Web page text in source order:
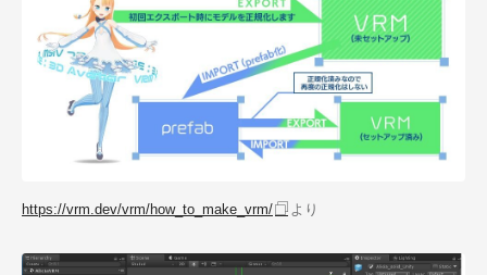
https://vrm.dev/vrm/how_to_make_vrm/ より